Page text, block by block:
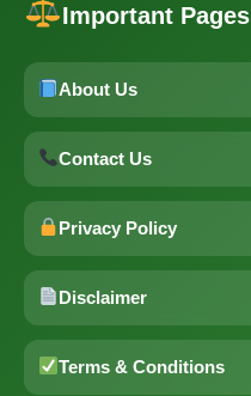
Important Pages
About Us
Contact Us
Privacy Policy
Disclaimer
Terms & Conditions